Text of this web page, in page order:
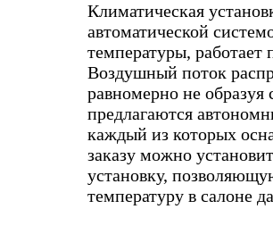
Климатическая
автоматической
температуры,
Воздушный поток
равномерно не образуя
предлагаются
каждый из которых
заказу можно
установку,
температуру в салоне